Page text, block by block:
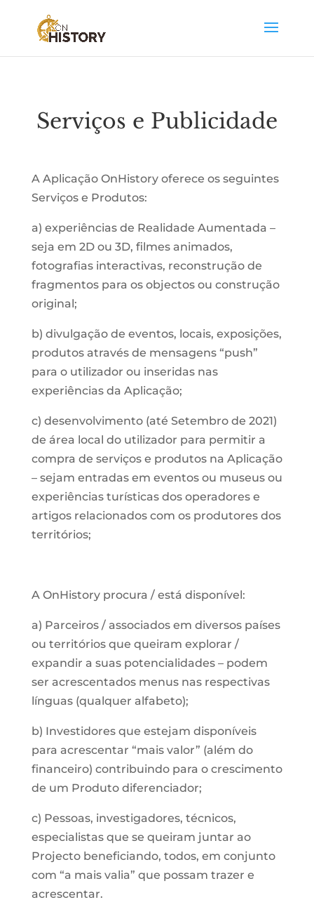
Serviços e Publicidade
A Aplicação OnHistory oferece os seguintes
Serviços e Produtos:
a) experiências de Realidade Aumentada –
seja em 2D ou 3D, filmes animados,
fotografias interactivas, reconstrução de
fragmentos para os objectos ou construção
original;
b) divulgação de eventos, locais, exposições,
produtos através de mensagens “push”
para o utilizador ou inseridas nas
experiências da Aplicação;
c) desenvolvimento (até Setembro de 2021)
de área local do utilizador para permitir a
compra de serviços e produtos na Aplicação
– sejam entradas em eventos ou museus ou
experiências turísticas dos operadores e
artigos relacionados com os produtores dos
territórios;
A OnHistory procura / está disponível:
a) Parceiros / associados em diversos países
ou territórios que queiram explorar /
expandir a suas potencialidades – podem
ser acrescentados menus nas respectivas
línguas (qualquer alfabeto);
b) Investidores que estejam disponíveis
para acrescentar “mais valor” (além do
financeiro) contribuindo para o crescimento
de um Produto diferenciador;
c) Pessoas, investigadores, técnicos,
especialistas que se queiram juntar ao
Projecto beneficiando, todos, em conjunto
com “a mais valia” que possam trazer e
acrescentar.